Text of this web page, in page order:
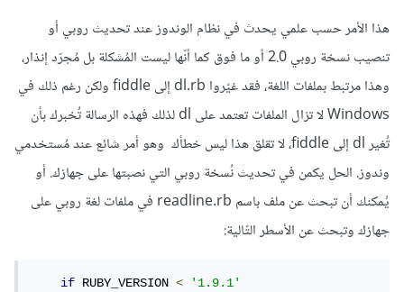
هذا الأمر حسب علمي يحدث في نظام الوندوز عند تحديث روبي أو
تنصيب نسخة روبي 2.0 أو ما فوق كما أنّها ليست المُشكلة بل مُجرّد إنذار،
وهذا مرتبط بملفات اللغة، فقد غيّروا dl.rb إلى fiddle ولكن رغم ذلك في
Windows لا تزال الملفات تعتمد على dl لذلك فهذه الرسالة تُخبرك بأن
تُغير dl إلى fiddle، لا تقلق هذا ليس خطأك وهو أمر شائع عند مُستخدمي
وندوز. الحل يكمن في تحديث نُسخة روبي التي نصبتها على جهازك. أو
يُمكنك أن تبحث عن ملف باسم readline.rb في ملفات لغة روبي على
جهازك وتبحث عن الأسطر التّالية:
if RUBY_VERSION <
'1.9.1'